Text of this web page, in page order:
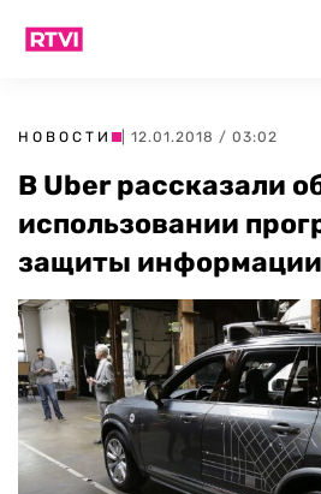
НОВОСТИ | 12.01.2018 / 03:02
В Uber рассказали
использовании
защиты